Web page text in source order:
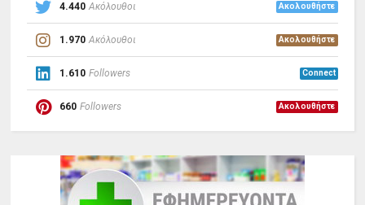
4.440 Ακόλουθοι Ακολουθήστε
1.970 Ακόλουθοι Ακολουθήστε
1.610 Followers Connect
660 Followers Ακολουθήστε